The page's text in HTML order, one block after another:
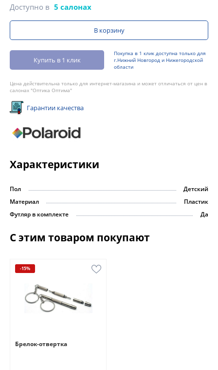
Доступно в 5 салонах
В корзину
Купить в 1 клик
Покупка в 1 клик доступна только для
г.Нижний Новгород и Нижегородской
области
Цена действительна только для интернет-магазина и может отличаться от цен в
салонах "Оптика Оптима"
Гарантии качества
Характеристики
Пол
Детский
Материал
Пластик
Футляр в комплекте
Да
С этим товаром покупают
-15%
Брелок-отвертка